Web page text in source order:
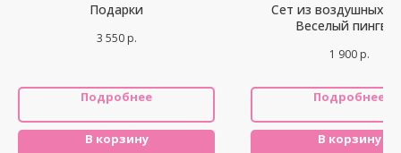
Подарки
3 550 р.
Подробнее
В корзину
Сет из воздушных
Веселый
1 900 р.
Подробнее
В корзину